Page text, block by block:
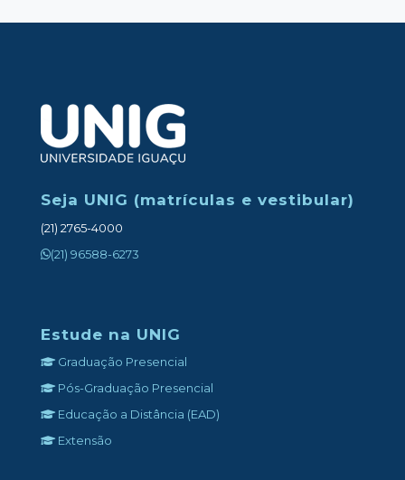
Seja UNIG (matrículas e vestibular)
(21) 2765-4000
(21) 96588-6273
Estude na UNIG
Graduação Presencial
Pós-Graduação Presencial
Educação a Distância (EAD)
Extensão